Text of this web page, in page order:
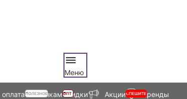
Меню
ПОЛЕЗНОЕ
Оптовикам ОПТ
Скидки АкцииСПЕШИТЕБренды